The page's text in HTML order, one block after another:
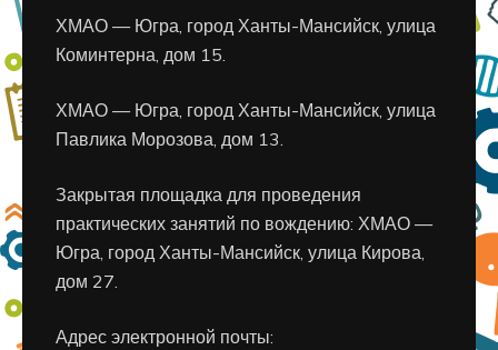
ХМАО — Югра, город Ханты-Мансийск, улица
Коминтерна, дом 15.
ХМАО — Югра, город Ханты-Мансийск, улица
Павлика Морозова, дом 13.
Закрытая площадка для проведения
практических занятий по вождению: ХМАО —
Югра, город Ханты-Мансийск, улица Кирова,
дом 27.
Адрес электронной почты: